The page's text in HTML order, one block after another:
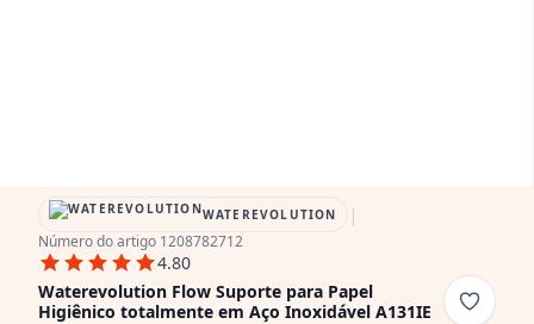
WATEREVOLUTION |
Número do artigo 1208782712
4.80
Waterevolution Flow Suporte para Papel
Higiênico totalmente em Aço Inoxidável A131IE